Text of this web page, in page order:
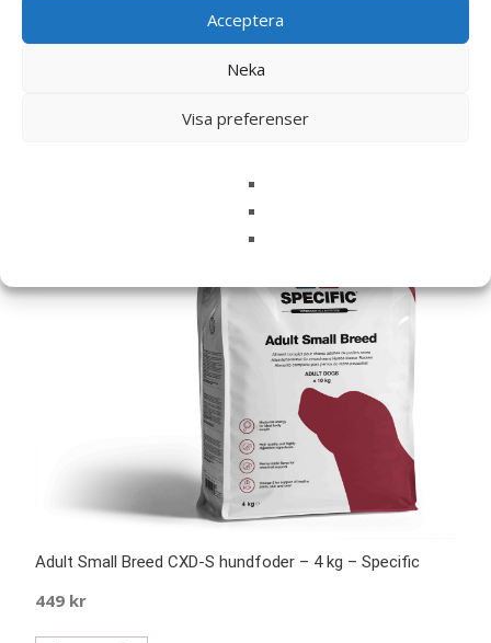
Acceptera
Neka
Visa preferenser
Relaterade produkter
Adult Small Breed CXD-S hundfoder – 4 kg – Specific
449 kr